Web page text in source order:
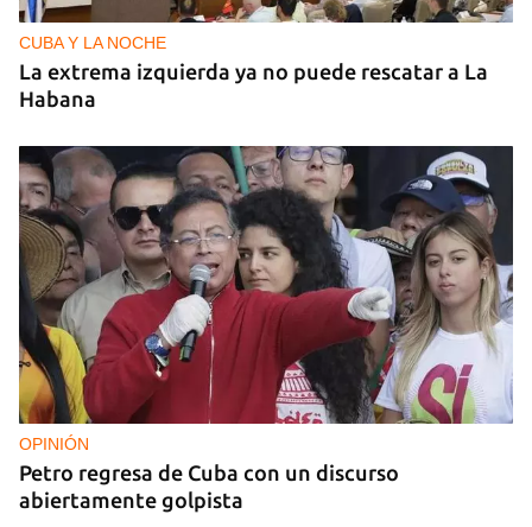
CUBA Y LA NOCHE
La extrema izquierda ya no puede rescatar a La
Habana
OPINIÓN
Petro regresa de Cuba con un discurso
abiertamente golpista